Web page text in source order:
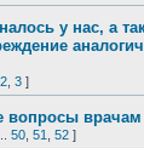
у нас, а
2, 3]
вопросы
50, 51 52]